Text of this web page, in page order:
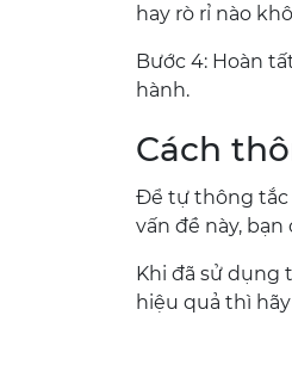
hay rò rỉ nào
Bước 4: Hoàn
hành.
Cách
Để tự thông tắc
vấn đề này,
Khi đã sử dụng
hiệu quả thì